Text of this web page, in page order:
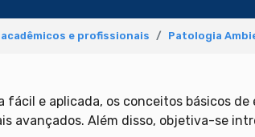
e profissionais Patologia
e aplicada, os conceitos básicos
avançados. Além disso, objetiva-se